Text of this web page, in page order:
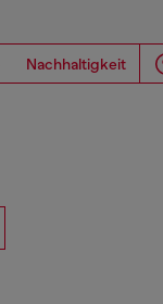
Nachhaltigkeit